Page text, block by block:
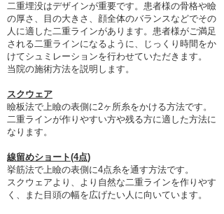
二重埋没はデザインが重要です。患者様の骨格や瞼
の厚さ、目の大きさ、顔全体のバランスなどでその
人に適した二重ラインがあります。患者様がご満足
される二重ラインになるように、じっくり時間をか
けてシュミレーションを行わせていただきます。
当院の施術方法を説明します。
スクウェア
瞼板法で上瞼の表側に2ヶ所糸をかける方法です。
二重ラインが作りやすい方や残る方に適した方法に
なります。
線留めショート(4点)
挙筋法で上瞼の表側に4点糸を通す方法です。
スクウェアより、より自然な二重ラインを作りやす
く、また目頭の幅を広げたい人に向いています。